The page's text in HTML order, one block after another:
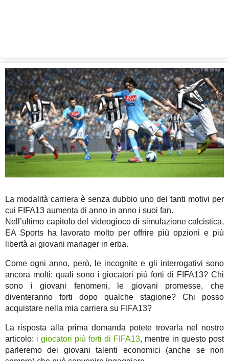
La modalità carriera è senza dubbio uno dei tanti motivi per
cui FIFA13 aumenta di anno in anno i suoi fan.
Nell’ultimo capitolo del videogioco di simulazione calcistica,
EA Sports ha lavorato molto per offrire più opzioni e più
libertà ai giovani manager in erba.
Come ogni anno, però, le incognite e gli interrogativi sono
ancora molti: quali sono i giocatori più forti di FIFA13? Chi
sono i giovani fenomeni, le giovani promesse, che
diventeranno forti dopo qualche stagione? Chi posso
acquistare nella mia carriera su FIFA13?
La risposta alla prima domanda potete trovarla nel nostro
articolo: i giocatori più forti di FIFA13, mentre in questo post
parleremo dei giovani talenti economici (anche se non